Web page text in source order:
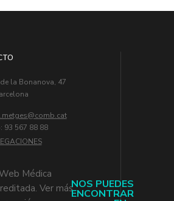
NOS PUEDES
ENCONTRAR
la Bonanova, 47
93 567 88 88